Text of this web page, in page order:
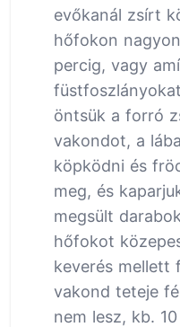
evőkanál zsírt
hőfokon
percig, vagy
öntsük a forró
vakondot, a
köpködni és
meg, és
megsült
hőfokot
keverés mellett
vakond teteje
nem lesz, kb.